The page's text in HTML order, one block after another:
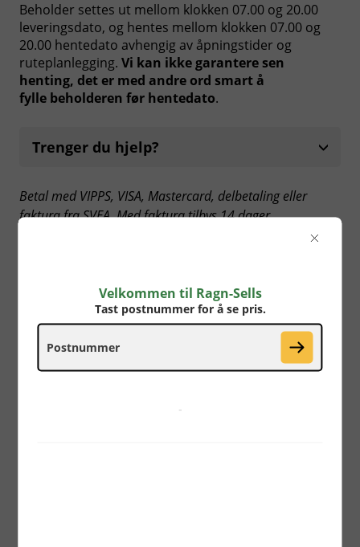
Beholder settes ut mellom klokken 07.00 og 20.00
leveringsdato, og hentes mellom klokken 07.00 og
20.00 hentedato avhengig av åpningstider og
ruteplanlegging. Vi kan ikke garantere sen
henting, det er med andre ord smart å
fylle beholderen før hentedato.
Trenger du hjelp?
Betal med VIPPS, VISA, Mastercard, delbetaling eller
faktura fra SVEA. Med faktura tilbys 14 dager
Velkommen til Ragn-Sells
Tast postnummer for å se pris.
-